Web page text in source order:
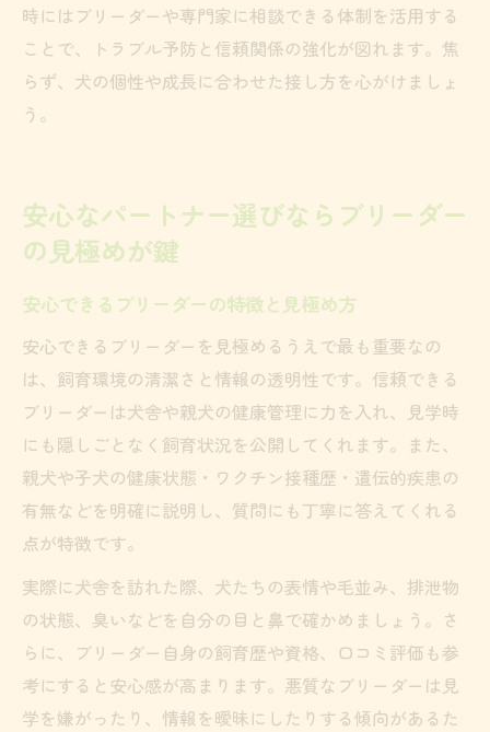
時にはブリーダーや専門家に相談できる体制を活用する
ことで、トラブル予防と信頼関係の強化が図れます。焦
らず、犬の個性や成長に合わせた接し方を心がけましょ
う。
安心なパートナー選びならブリーダー
の見極めが鍵
安心できるブリーダーの特徴と見極め方
安心できるブリーダーを見極めるうえで最も重要なの
は、飼育環境の清潔さと情報の透明性です。信頼できる
ブリーダーは犬舎や親犬の健康管理に力を入れ、見学時
にも隠しごとなく飼育状況を公開してくれます。また、
親犬や子犬の健康状態・ワクチン接種歴・遺伝的疾患の
有無などを明確に説明し、質問にも丁寧に答えてくれる
点が特徴です。
実際に犬舎を訪れた際、犬たちの表情や毛並み、排泄物
の状態、臭いなどを自分の目と鼻で確かめましょう。さ
らに、ブリーダー自身の飼育歴や資格、口コミ評価も参
考にすると安心感が高まります。悪質なブリーダーは見
学を嫌がったり、情報を曖昧にしたりする傾向があるた